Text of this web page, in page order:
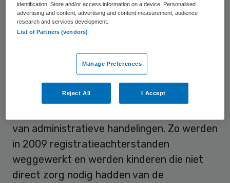
namen af. Begin 2009 stonden er in het hele
land nog ruim 5500 personen op deze
lijsten, op 1 oktober nog maar bijna 3700.
Registratieachterstanden
Randstedelijke Rekenkamerconcludeert
van administratieve handelingen. Zo werden
in 2009 registratieachterstanden
weggewerkt en werden kinderen die niet
direct zorg nodig hadden van de
identification. Store and/or access information on a device. Personalised
advertising and content, advertising and content measurement, audience
research and services development.
List of Partners (vendors)
Manage Preferences
Reject All I Accept